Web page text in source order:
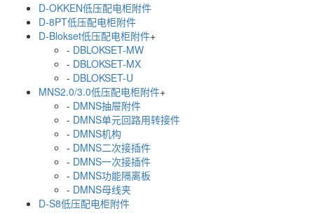
D-OKKEN低压配电柜附件
D-8PT低压配电柜附件
D-Blokset低压配电柜附件+
- DBLOKSET-MW
- DBLOKSET-MX
- DBLOKSET-U
MNS2.0/3.0低压配电柜附件+
- DMNS抽屉附件
- DMNS单元回路用转接件
- DMNS机构
- DMNS二次接插件
- DMNS一次接插件
- DMNS功能隔离板
- DMNS母线夹
D-S8低压配电柜附件